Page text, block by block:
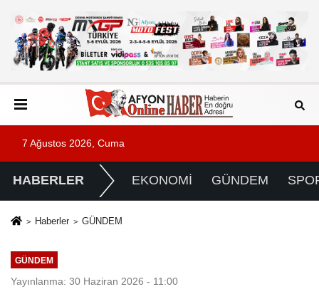
7 Ağustos 2026, Cuma
HABERLER EKONOMİ GÜNDEM
Haberler GÜNDEM
GÜNDEM
Yayınlanma: 30 Haziran 2026 - 11:00